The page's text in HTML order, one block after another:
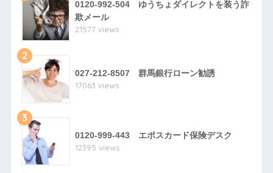
0120-992-504 ゆうちょダイレクトを装う詐
欺メール
21577 views
2
027-212-8507 群馬銀行ローン勧誘
17063 views
3
0120-999-443 エポスカード保険デスク
12395 views